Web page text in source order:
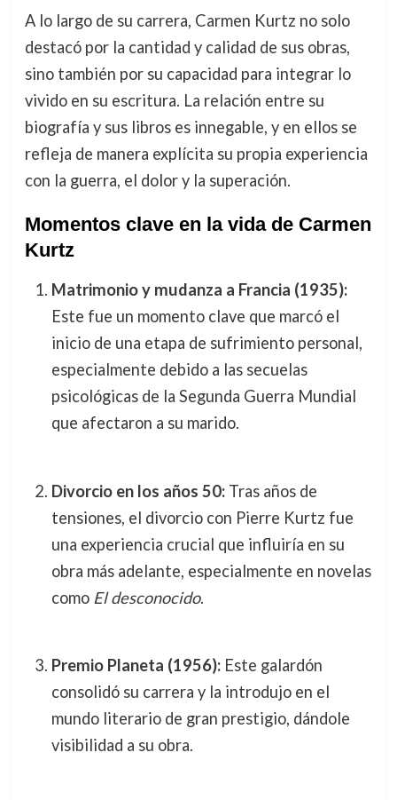
A lo largo de su carrera, Carmen Kurtz no solo
destacó por la cantidad y calidad de sus obras,
sino también por su capacidad para integrar lo
vivido en su escritura. La relación entre su
biografía y sus libros es innegable, y en ellos se
refleja de manera explícita su propia experiencia
con la guerra, el dolor y la superación.
Momentos clave en la vida de Carmen
Kurtz
Matrimonio y mudanza a Francia (1935):
Este fue un momento clave que marcó el
inicio de una etapa de sufrimiento personal,
especialmente debido a las secuelas
psicológicas de la Segunda Guerra Mundial
que afectaron a su marido.
Divorcio en los años 50:Tras años de
tensiones, el divorcio con Pierre Kurtz fue
una experiencia crucial que influiría en su
obra más adelante, especialmente en novelas
como El desconocido.
Premio Planeta (1956):Este galardón
consolidó su carrera y la introdujo en el
mundo literario de gran prestigio, dándole
visibilidad a su obra.